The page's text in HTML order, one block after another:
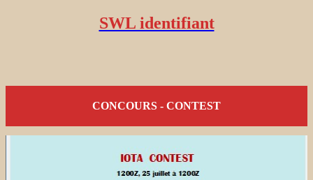
SWL identifiant
CONCOURS - CONTEST